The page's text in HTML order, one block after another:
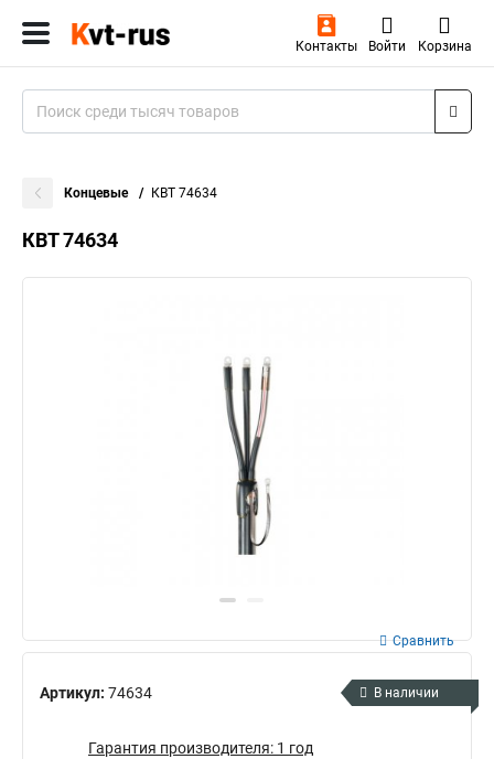
Контакты Войти Корзина
Концевые КВТ 74634
КВТ 74634
Артикул: 74634
Сравнить
В наличии
Гарантия производителя: 1 год